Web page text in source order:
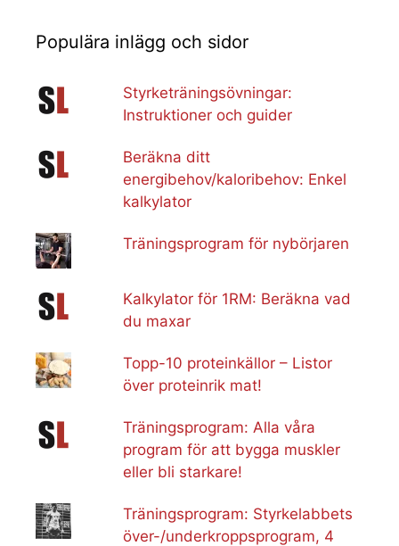
Populära inlägg och sidor
Styrketräningsövningar:
Instruktioner och guider
Beräkna ditt
energibehov/kaloribehov: Enkel
kalkylator
Träningsprogram för nybörjaren
Kalkylator för 1RM: Beräkna vad
du maxar
Topp-10 proteinkällor – Listor
över proteinrik mat!
Träningsprogram: Alla våra
program för att bygga muskler
eller bli starkare!
Träningsprogram: Styrkelabbets
över-/underkroppsprogram, 4